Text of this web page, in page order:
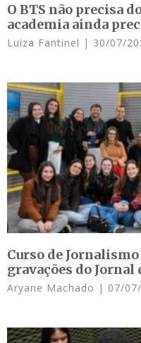
O BTS não precisa
academia ainda
Luiza Fantinel 30/07/
Curso de
gravações do Jornal
Aryane Machado 07/